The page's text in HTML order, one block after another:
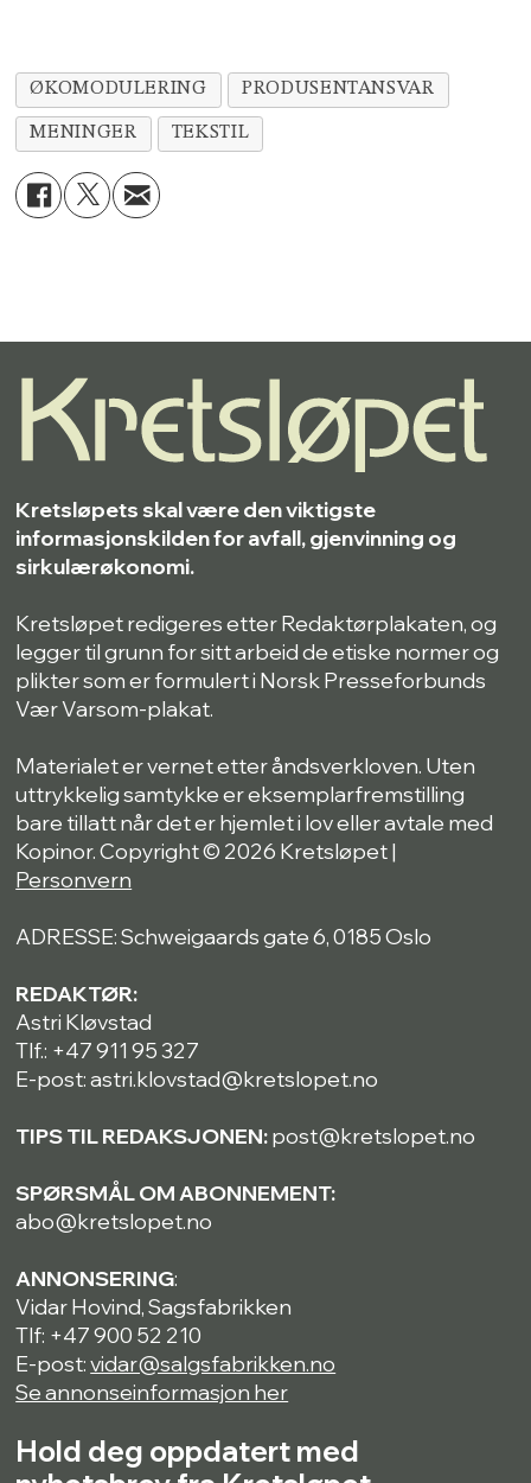
ØKOMODULERING PRODUSENTANSVAR
MENINGER TEKSTIL
Kretsløpets skal være den viktigste
informasjonskilden for avfall, gjenvinning og
sirkulærøkonomi.
Kretsløpet redigeres etter Redaktørplakaten, og
legger til grunn for sitt arbeid de etiske normer og
plikter som er formulert i Norsk Presseforbunds
Vær Varsom-plakat.
Materialet er vernet etter åndsverkloven. Uten
uttrykkelig samtykke er eksemplarfremstilling
bare tillatt når det er hjemlet i lov eller avtale med
Kopinor. Copyright © 2026 Kretsløpet |
Personvern
ADRESSE: Schweigaards gate 6, 0185 Oslo
REDAKTØR:
Astri Kløvstad
Tlf.: +47 911 95 327
E-post: astri.klovstad@kretslopet.no
TIPS TIL REDAKSJONEN:post@kretslopet.no
SPØRSMÅL OM ABONNEMENT:
abo@kretslopet.no
ANNONSERING:
Vidar Hovind, Sagsfabrikken
Tlf: +47 900 52 210
E-post:vidar@salgsfabrikken.no
Se annonseinformasjon her
Hold deg oppdatert med